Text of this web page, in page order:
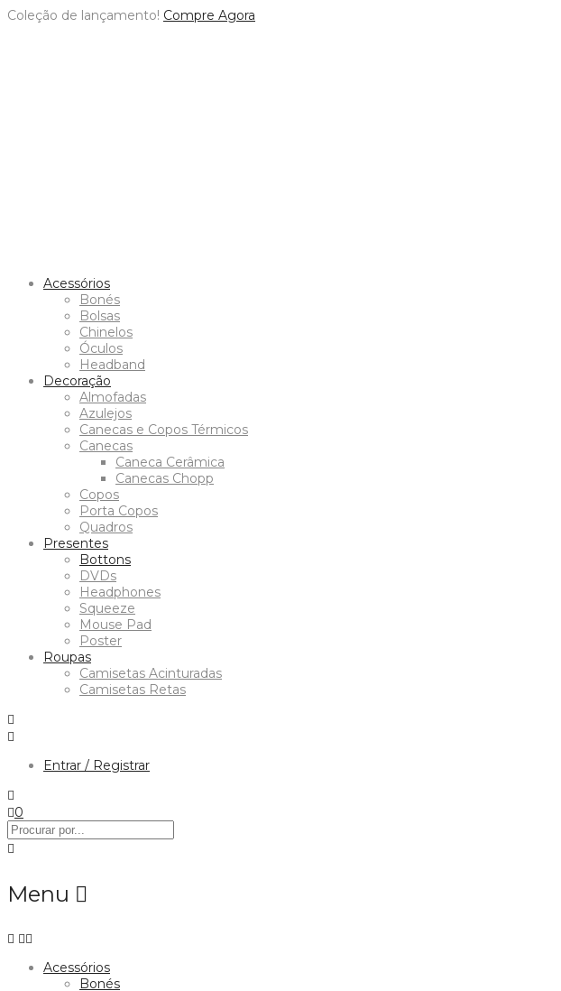
Coleção de lançamento! Compre Agora
Acessórios
Bonés
Bolsas
Chinelos
Óculos
Headband
Decoração
Almofadas
Azulejos
Canecas e Copos Térmicos
Canecas
Caneca Cerâmica
Canecas Chopp
Copos
Porta Copos
Quadros
Presentes
Bottons
DVDs
Headphones
Squeeze
Mouse Pad
Poster
Roupas
Camisetas Acinturadas
Camisetas Retas
Entrar / Registrar
0
Menu
Acessórios
Bonés